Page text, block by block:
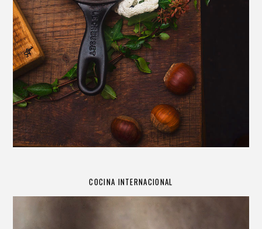
COCINA INTERNACIONAL